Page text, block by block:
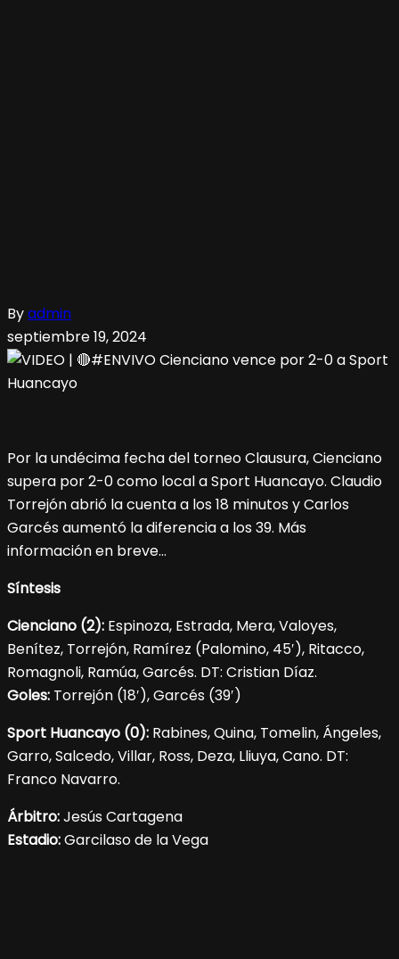
Byadmin
septiembre 19, 2024
Por la undécima fecha del torneo Clausura, Cienciano
supera por 2-0 como local a Sport Huancayo. Claudio
Torrejón abrió la cuenta a los 18 minutos y Carlos
Garcés aumentó la diferencia a los 39. Más
información en breve…
Síntesis
Cienciano (2): Espinoza, Estrada, Mera, Valoyes,
Benítez, Torrejón, Ramírez (Palomino, 45′), Ritacco,
Romagnoli, Ramúa, Garcés. DT: Cristian Díaz.
Goles: Torrejón (18′), Garcés (39′)
Sport Huancayo (0): Rabines, Quina, Tomelin, Ángeles,
Garro, Salcedo, Villar, Ross, Deza, Lliuya, Cano. DT:
Franco Navarro.
Árbitro:Jesús Cartagena
Estadio:Garcilaso de la Vega